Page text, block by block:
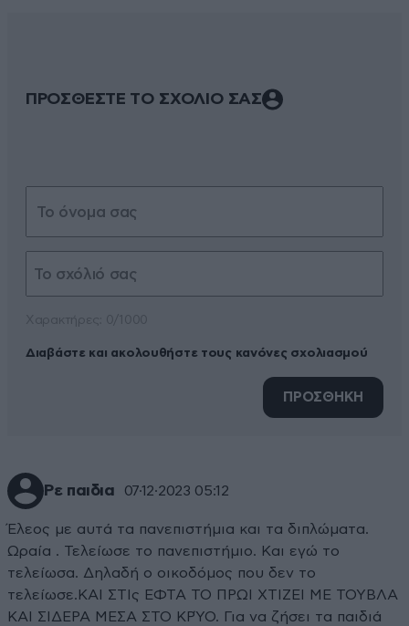
ΠΡΟΣΘΕΣΤΕ ΤΟ ΣΧΟΛΙΟ ΣΑΣ
Διαβάστε και ακολουθήστε τους κανόνες σχολιασμού
ΠΡΟΣΘΗΚΗ
Ρε παιδια 07·12·2023 05:12
Έλεος με αυτά τα πανεπιστήμια και τα διπλώματα.
Ωραία . Τελείωσε το πανεπιστήμιο. Και εγώ το
τελείωσα. Δηλαδή ο οικοδόμος που δεν το
τελείωσε.ΚΑΙ ΣΤΙς ΕΦΤΑ ΤΟ ΠΡΩΙ ΧΤΙΖΕΙ ΜΕ ΤΟΥΒΛΑ
ΚΑΙ ΣΙΔΕΡΑ ΜΕΣΑ ΣΤΟ ΚΡΎΟ. Για να ζήσει τα παιδιά